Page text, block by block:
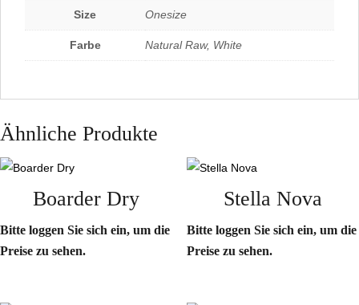
Size Onesize
Farbe Natural Raw, White
Ähnliche Produkte
Boarder Dry
Bitte loggen Sie sich ein, um die
Preise zu sehen.
Stella Nova
Bitte loggen Sie sich ein, um die
Preise zu sehen.